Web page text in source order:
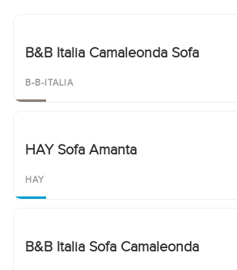
B&B Italia Camaleonda Sofa
B-B-ITALIA
HAY Sofa Amanta
HAY
B&B Italia Sofa Camaleonda